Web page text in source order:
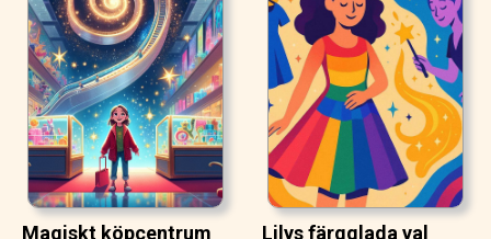
Magiskt köpcentrum Lilys färgglada val